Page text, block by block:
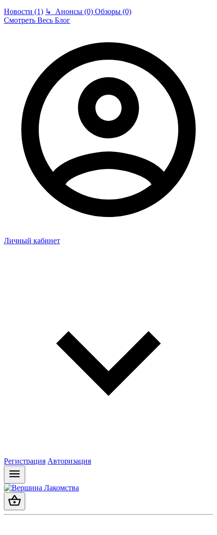
Новости (1) ↳ Анонсы (0) Обзоры (0)
Смотреть Весь Блог
Личный кабинет
Регистрация Авторизация